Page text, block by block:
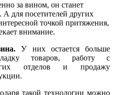
за вином, он станет
для посетителей других
точкой притяжения,
внимание.
У них остается больше
товаров, работу с
отделов и продажу
такой технологии можно